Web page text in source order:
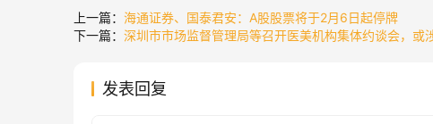
上一篇： 海通证券、国泰君安：A股股票将于2月6日起停牌
下一篇： 深圳市市场监督管理局等召开医美机构集体约谈会，或
发表回复